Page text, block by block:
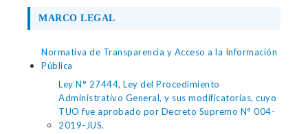
MARCO LEGAL
Normativa de Transparencia y Acceso a la Información
Pública
Ley N° 27444, Ley del Procedimiento
Administrativo General, y sus modificatorias, cuyo
TUO fue aprobado por Decreto Supremo N° 004-
2019-JUS.